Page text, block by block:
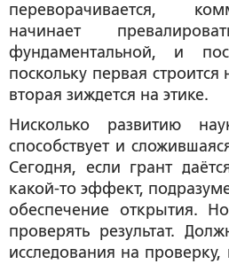
переворачивается,
начинает
фундаментальной, и
поскольку первая
вторая зиждется на этике.
Нисколько развитию
способствует и
Сегодня, если грант
какой-то эффект,
обеспечение открытия.
проверять результат.
исследования на